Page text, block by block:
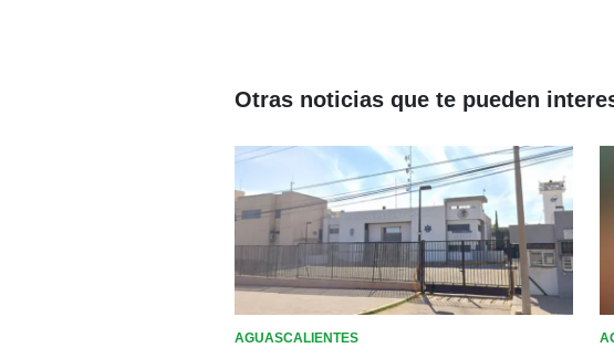
Otras noticias que te pueden
AGUASCALIENTES